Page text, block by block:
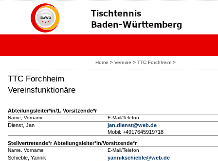
Home > Vereine > TTC Forchheim >
TTC Forchheim
Vereinsfunktionäre
Abteilungsleiter*in/1. Vorsitzende*r
Name, Vorname E-Mail/Telefon
Dienst, Jan
jan.dienst@web.de
Mobil: +4917645919718
Stellvertretende*r Abteilungsleiter*in/Vorsitzende*r
Name, Vorname E-Mail/Telefon
Schieble, Yannik
yannikschieble@web.de